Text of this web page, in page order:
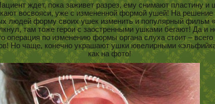
ждет, пока заживет разрез, ему снимают пластину и
восвояси, уже с измененной формой ушей! На решение
людей форму своих ушек изменить и популярный фильм
там тоже герои с заостренными ушками бегают! Да и
операция по изменению формы органа слуха стоит – всего
Но чаще, конечно украшают ушки ювелирными
как на фото!